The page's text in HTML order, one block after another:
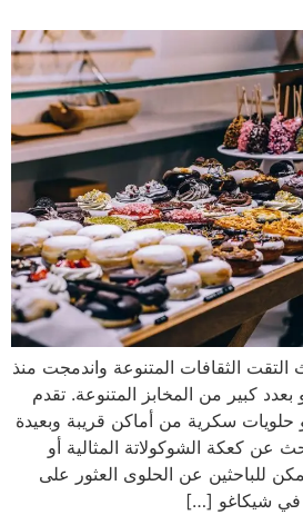
الثقافات المتنوعة واندمجت منذ
كبير من المخابز المتنوعة. تقدم
سكرية من أماكن قريبة وبعيدة
عن كعكة الشوكولاتة المثالية أو
للباحثين عن الحلوى العثور على
في شيكاغو […]